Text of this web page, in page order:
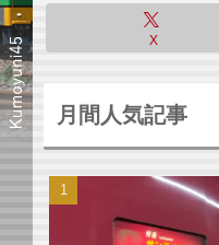
X
月間人気記事